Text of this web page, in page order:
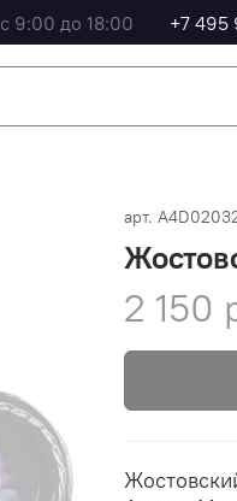
с 9:00 до 18:00 +7 495
арт.
2 150